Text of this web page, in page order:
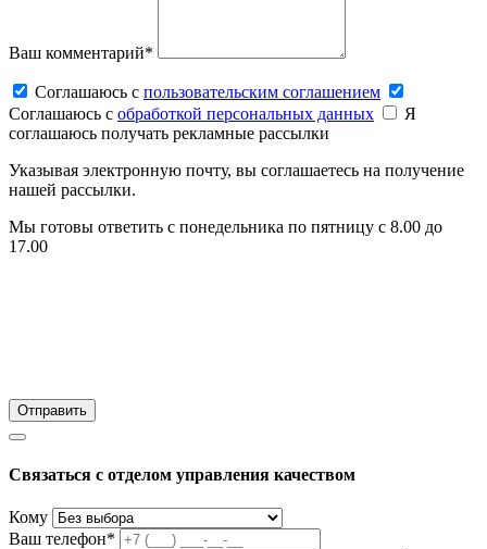
Ваш комментарий*
Соглашаюсь c пользовательским соглашением
Соглашаюсь c обработкой персональных данных
Я
соглашаюсь получать рекламные рассылки
Указывая электронную почту, вы соглашаетесь на получение
нашей рассылки.
Мы готовы ответить с понедельника по пятницу с 8.00 до
17.00
Связаться с отделом управления качеством
Кому
Ваш телефон*